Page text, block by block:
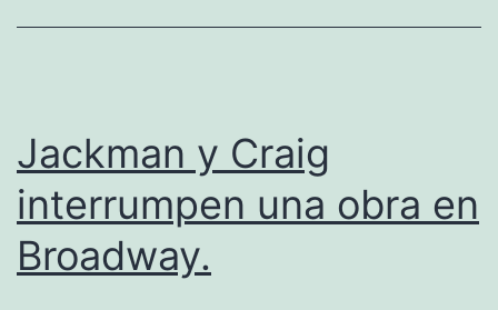
Jackman y Craig
interrumpen una obra en
Broadway.